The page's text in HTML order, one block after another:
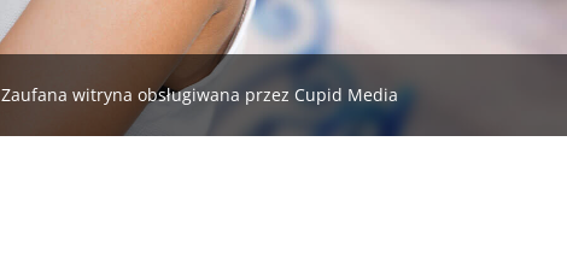
Zaufana witryna obsługiwana przez Cupid Media